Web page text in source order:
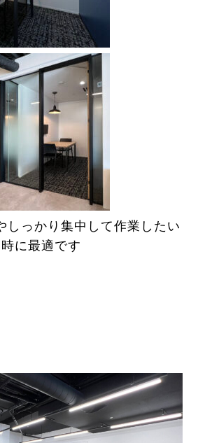
しっかり集中して作業したい
時に最適です